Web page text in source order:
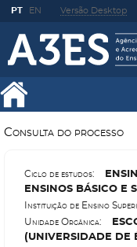
PT EN Versão Desktop
Consulta do processo
Ciclo de estudos: E
ENSINOS BÁSICO E
Instituição de Ensino
Unidade Orgânica: E
(UNIVERSIDADE DE